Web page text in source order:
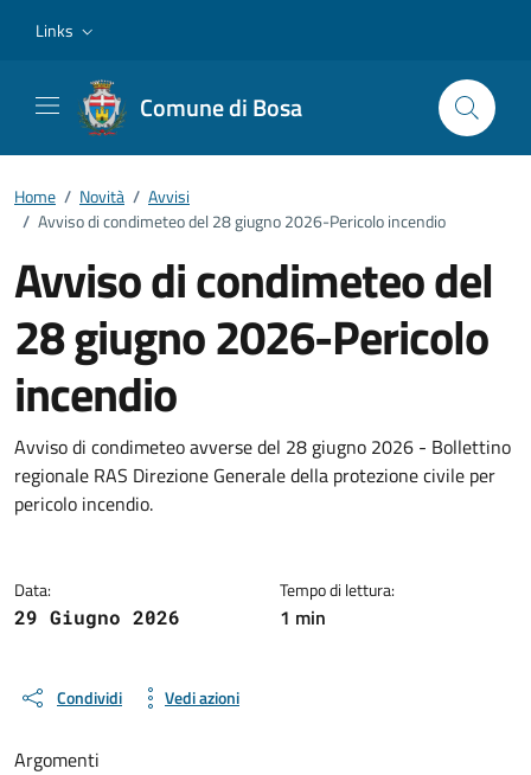
Links
Comune di Bosa
Home / Novità / Avvisi
/ Avviso di condimeteo del 28 giugno 2026-Pericolo incendio
Avviso di condimeteo del
28 giugno 2026-Pericolo
incendio
Dettagli della notizia
Avviso di condimeteo avverse del 28 giugno 2026 - Bollettino
regionale RAS Direzione Generale della protezione civile per
pericolo incendio.
Data:
29 Giugno 2026
Tempo di lettura:
1 min
Condividi Vedi azioni
Argomenti